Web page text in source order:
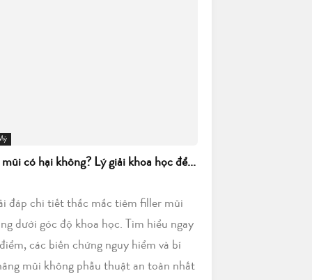
có hại không? Lý giải khoa học để...
đáp chi tiết thắc mắc tiêm filler mũi
dưới góc độ khoa học. Tìm hiểu ngay
các biến chứng nguy hiểm và bí
mũi không phẫu thuật an toàn nhất